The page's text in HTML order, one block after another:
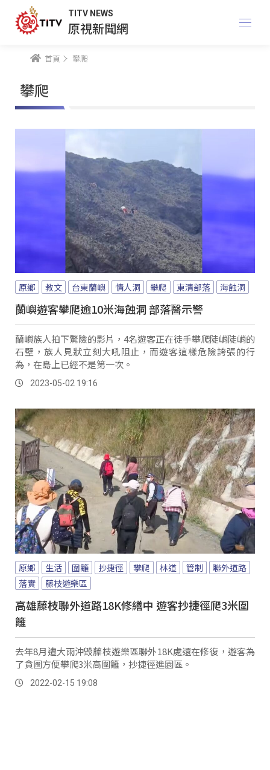
TITV NEWS
原視新聞網
首頁 攀爬
攀爬
原鄉 教文 台東蘭嶼 情人洞 攀爬 東清部落 海蝕洞
蘭嶼遊客攀爬逾10米海蝕洞 部落醫示警
蘭嶼族人拍下驚險的影片，4名遊客正在徒手攀爬陡峭陡峭的
石壁，族人見狀立刻大吼阻止，而遊客這樣危險誇張的行
為，在島上已經不是第一次。
2023-05-02 19:16
原鄉 生活 圍籬 抄捷徑 攀爬 林道 管制
聯外道路
落實
藤枝遊樂區
高雄藤枝聯外道路18K修繕中 遊客抄捷徑爬3米圍
籬
去年8月遭大雨沖毀藤枝遊樂區聯外18K處還在修復，遊客為
了貪圖方便攀爬3米高圍籬，抄捷徑進園區。
2022-02-15 19:08